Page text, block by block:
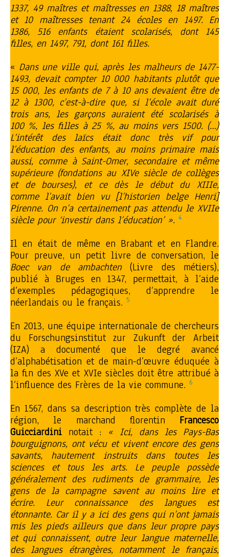
1337, 49 maîtres et maîtresses en 1388, 18 maîtres
et 10 maîtresses tenant 24 écoles en 1497. En
1386, 516 enfants étaient scolarisés, dont 145
filles, en 1497, 791, dont 161 filles.
« Dans une ville qui, après les malheurs de 1477-
1493, devait compter 10 000 habitants plutôt que
15 000, les enfants de 7 à 10 ans devaient être de
12 à 1300, c’est-à-dire que, si l’école avait duré
trois ans, les garçons auraient été scolarisés à
100 %, les filles à 25 %, au moins vers 1500. (…)
L’intérêt des laïcs était donc très vif pour
l’éducation des enfants, au moins primaire mais
aussi, comme à Saint-Omer, secondaire et même
supérieure (fondations au XIVe siècle de collèges
et de bourses), et ce dès le début du XIIIe,
comme l’avait bien vu [l’historien belge Henri]
Pirenne. On n’a certainement pas attendu le XVIIe
siècle pour ‘investir dans l’éducation’ ». 4
Il en était de même en Brabant et en Flandre.
Pour preuve, un petit livre de conversation, le
Boec van de ambachten(Livre des métiers),
publié à Bruges en 1347, permettait, à l’aide
d’exemples pédagogiques, d’apprendre le
néerlandais ou le français. 5
En 2013, une équipe internationale de chercheurs
du Forschungsinstitut zur Zukunft der Arbeit
(IZA) a documenté que le degré avancé
d’alphabétisation et de main-d’œuvre éduquée à
la fin des XVe et XVIe siècles doit être attribué à
l’influence des Frères de la vie commune. 6
En 1567, dans sa description très complète de la
région, le marchand florentin Francesco
Guicciardini notait : « Ici, dans les Pays-Bas
bourguignons, ont vécu et vivent encore des gens
savants, hautement instruits dans toutes les
sciences et tous les arts. Le peuple possède
généralement des rudiments de grammaire, les
gens de la campagne savent au moins lire et
écrire. Leur connaissance des langues est
étonnante. Car il y a ici des gens qui n’ont jamais
mis les pieds ailleurs que dans leur propre pays
et qui connaissent, outre leur langue maternelle,
des langues étrangères, notamment le français,